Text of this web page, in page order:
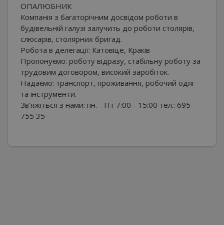
ОПАЛЮБНИК
Компанія з багаторічним досвідом роботи в
будівельній галузі залучить до роботи столярів,
слюсарів, столярних бригад.
Робота в делегації: Катовіце, Краків
Пропонуємо: роботу відразу, стабільну роботу за
трудовим договором, високий заробіток.
Надаємо: транспорт, проживання, робочий одяг
та інструменти.
Зв'яжіться з нами: пн. - Пт 7:00 - 15:00 тел.: 695
755 35